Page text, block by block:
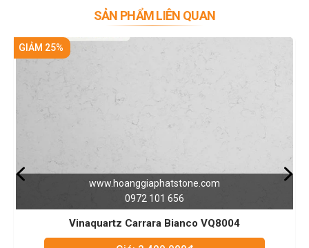
SẢN PHẨM LIÊN QUAN
Carrara Bianco VQ8004 Đá Vinaquartz